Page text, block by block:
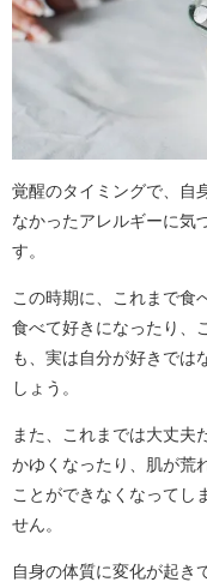
覚醒のタイミングで、自
なかったアレルギーに気
す。
この時期に、これまで食
食べて好きになったり、
も、実は自分が好きでは
しょう。
また、これまでは大丈夫
かゆくなったり、肌が荒
ことができなくなってし
せん。
自身の体質に変化が起き